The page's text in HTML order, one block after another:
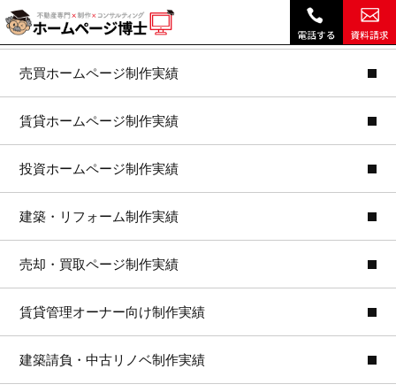
博士ドットコム通信 5-6月号 「ファンを増やす最適解」|
不動産ホームページ制作トップ
売買ホームページ制作実績
賃貸ホームページ制作実績
投資ホームページ制作実績
建築・リフォーム制作実績
売却・買取ページ制作実績
賃貸管理オーナー向け制作実績
建築請負・中古リノベ制作実績